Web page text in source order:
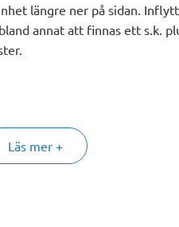
längre ner på sidan.
annat att finnas ett s.k.
stadsgata. HSB vill tillföra
en mångsidig och tät
och planteringar ska ge
Läs mer +